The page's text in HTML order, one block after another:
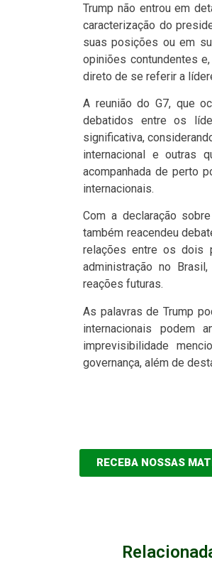
Trump não entrou em
caracterização do
suas posições ou em
opiniões contundentes
direto de se referir a
A reunião do G7, que
debatidos entre os
significativa,
internacional e outras
acompanhada de perto
internacionais.
Com a declaração
também reacendeu
relações entre os dois
administração no
reações futuras.
As palavras de Trump
internacionais podem
imprevisibilidade
governança, além de
RECEBA NOSSAS